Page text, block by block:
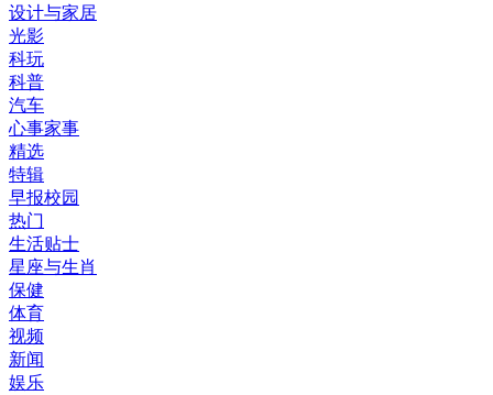
设计与家居
光影
科玩
科普
汽车
心事家事
精选
特辑
早报校园
热门
生活贴士
星座与生肖
保健
体育
视频
新闻
娱乐